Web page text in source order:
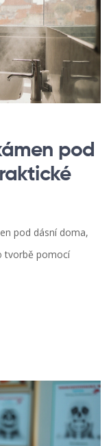
pod
pod dásní doma,
tvorbě pomocí